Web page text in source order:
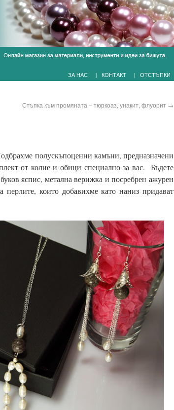
ЗА НАС | КОНТАКТ | ОТСТЪПКИ
Стъпка към промяната – тюркоаз, унакит, флуорит →
полускъпоценни камъни, предназначени
от колие и обици специално за вас. Бъдете
яспис, метална верижка и посребрен ажурен
които добавихме като наниз придават